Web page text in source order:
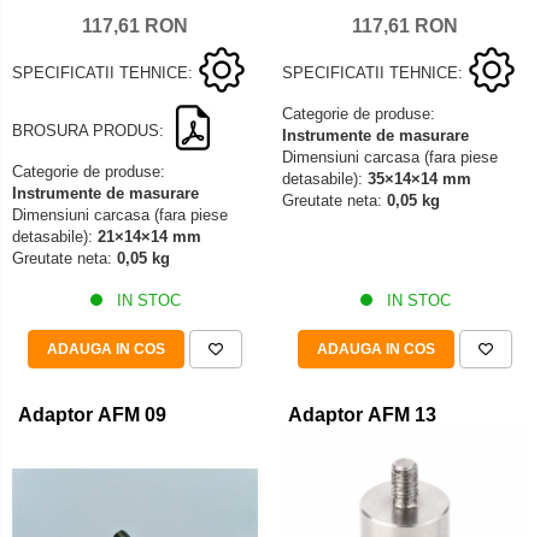
117,61 RON
SPECIFICATII TEHNICE:
BROSURA PRODUS:
Categorie de produse:
Instrumente de masurare
Dimensiuni carcasa (fara piese
detasabile): 21×14×14 mm
Greutate neta: 0,05 kg
IN STOC
ADAUGA IN COS
117,61 RON
SPECIFICATII TEHNICE:
Categorie de produse:
Instrumente de masurare
Dimensiuni carcasa (fara piese
detasabile): 35×14×14 mm
Greutate neta: 0,05 kg
IN STOC
ADAUGA IN COS
Adaptor AFM 09 Adaptor AFM 13